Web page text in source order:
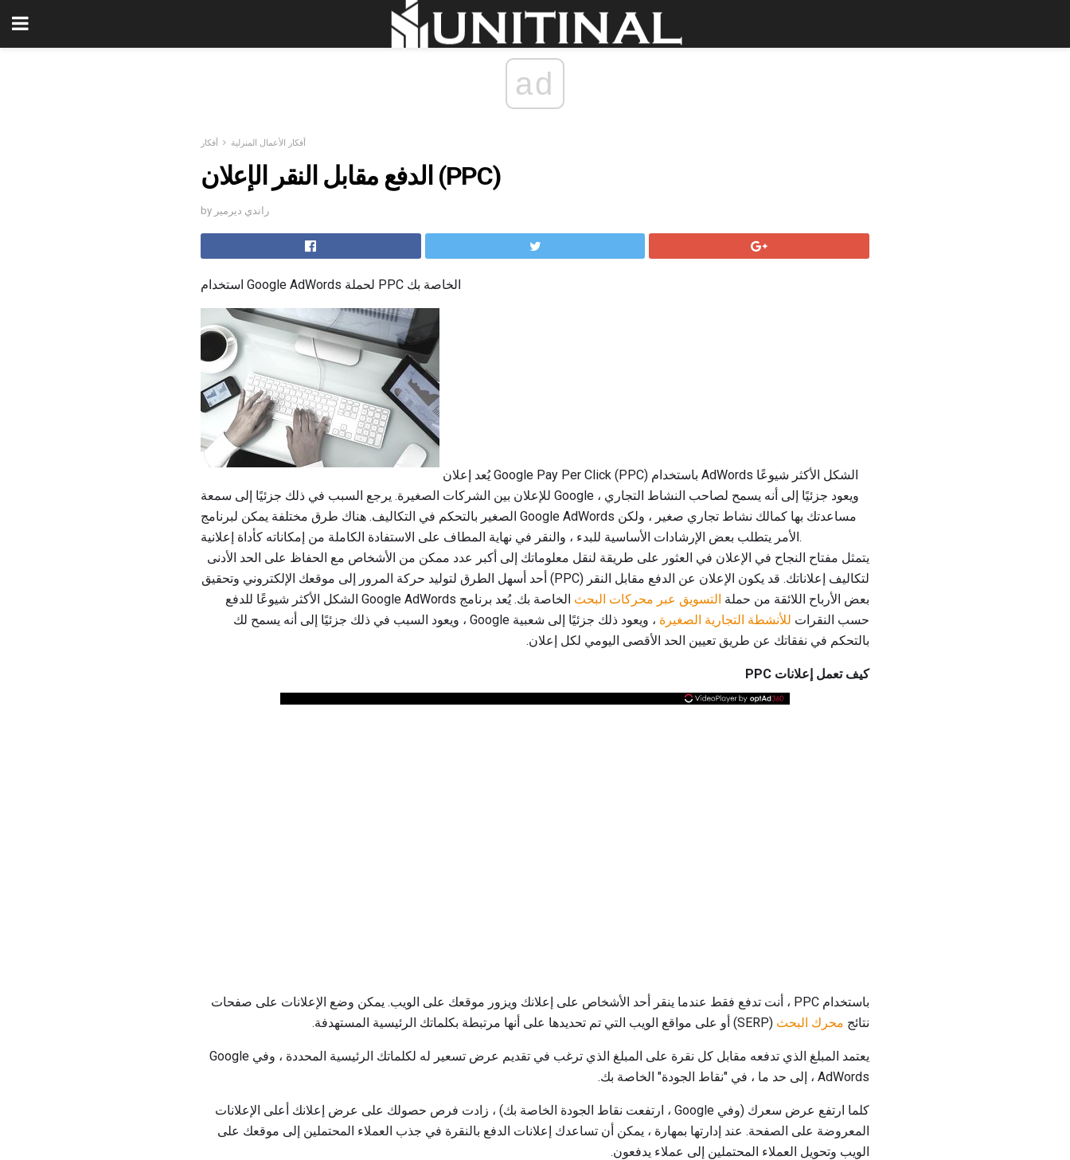
ad
أفكار الأعمال المنزلية أفكار
الدفع مقابل النقر الإعلان (PPC)
by راندي ديرمير
استخدام Google AdWords لحملة PPC الخاصة بك
للإعلان بين الشركات الصغيرة. يرجع السبب في ذلك جزئيًا إلى سمعة Google ، ويعود جزئيًا إلى أنه يسمح لصاحب النشاط التجاري
الصغير بالتحكم في التكاليف. هناك طرق مختلفة يمكن لبرنامج Google AdWords مساعدتك بها كمالك نشاط تجاري صغير ، ولكن
الأمر يتطلب بعض الإرشادات الأساسية للبدء ، والنقر في نهاية المطاف على الاستفادة الكاملة من إمكاناته كأداة إعلانية.
يتمثل مفتاح النجاح في الإعلان في العثور على طريقة لنقل معلوماتك إلى أكبر عدد ممكن من الأشخاص مع الحفاظ على الحد الأدنى
لتكاليف إعلاناتك. قد يكون الإعلان عن الدفع مقابل النقر (PPC) أحد أسهل الطرق لتوليد حركة المرور إلى موقعك الإلكتروني وتحقيق
بعض الأرباح اللائقة من حملة التسويق عبر محركات البحث
الخاصة بك. يُعد برنامج Google AdWords الشكل الأكثر شيوعًا للدفع
حسب النقرات للأنشطة التجارية الصغيرة
، ويعود ذلك جزئيًا إلى شعبية Google ، ويعود السبب في ذلك جزئيًا إلى أنه يسمح لك
بالتحكم في نفقاتك عن طريق تعيين الحد الأقصى اليومي لكل إعلان.
كيف تعمل إعلانات PPC
باستخدام PPC ، أنت تدفع فقط عندما ينقر أحد الأشخاص على إعلانك ويزور موقعك على الويب. يمكن وضع الإعلانات على صفحات
نتائج محرك البحث (SERP) أو على مواقع الويب التي تم تحديدها على أنها مرتبطة بكلماتك الرئيسية المستهدفة.
يعتمد المبلغ الذي تدفعه مقابل كل نقرة على المبلغ الذي ترغب في تقديم عرض تسعير له لكلماتك الرئيسية المحددة ، وفي Google
AdWords ، إلى حد ما ، في "نقاط الجودة" الخاصة بك.
كلما ارتفع عرض سعرك (وفي Google ، ارتفعت نقاط الجودة الخاصة بك) ، زادت فرص حصولك على عرض إعلانك أعلى الإعلانات
المعروضة على الصفحة. عند إدارتها بمهارة ، يمكن أن تساعدك إعلانات الدفع بالنقرة في جذب العملاء المحتملين إلى موقعك على
الويب وتحويل العملاء المحتملين إلى عملاء يدفعون.